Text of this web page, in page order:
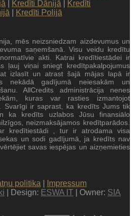
Kredīti Dānijā
Kredīti
Kredīti Polijā
mēs neizsniedzam aizdevumus un
saņemšanā. Visu veidu kredītu
akti. Katrai kredītiestādei ir
ļauj viņai sniegt kredītpakalpojumus
izlasīt un atrast šajā mājas lapā ir
nekādā gadījumā neiesakām un
AllCredits administrācija nenes
kuras var rasties izmantojot
Svarīgi ir saprast, ka kredīts Jums tik
ka kredīts uzlabos Jūsu finansiālo
neizmaksājamos kredītparādos.
kredītiestādi , tur ir atrodama visa
un sodi gadījumā, ja kredīts nav
savas iespējas un aizņemieties
politika
Impressum
| Design: ESWA IT | Owner: SIA